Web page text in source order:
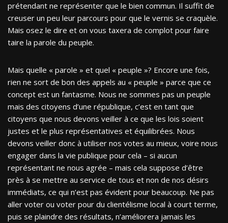
prétendant ne représenter que le bien commun. Il suffit de
creuser un peu leur parcours pour que le vernis se craquèle.
Mais osez le dire et on vous taxera de complot pour faire
taire la parole du peuple.
Mais quelle « parole » et quel « peuple »? Encore une fois,
rien ne sort de bon des appels au « peuple » parce que ce
concept est un fantasme. Nous ne sommes pas un peuple
mais des citoyens d’une république, c’est en tant que
citoyens que nous devons veiller à ce que les lois soient
justes et le plus représentatives et équilibrées. Nous
devons veiller donc à utiliser nos votes au mieux, voire nous
engager dans la vie publique pour cela – si aucun
représentant ne nous agrée – mais cela suppose d’être
près à se mettre au service de tous et non de nos désirs
immédiats, ce qui n’est pas évident pour beaucoup. Ne pas
aller voter ou voter pour du clientélisme local à court terme,
puis se plaindre des résultats, n’améliorera jamais les